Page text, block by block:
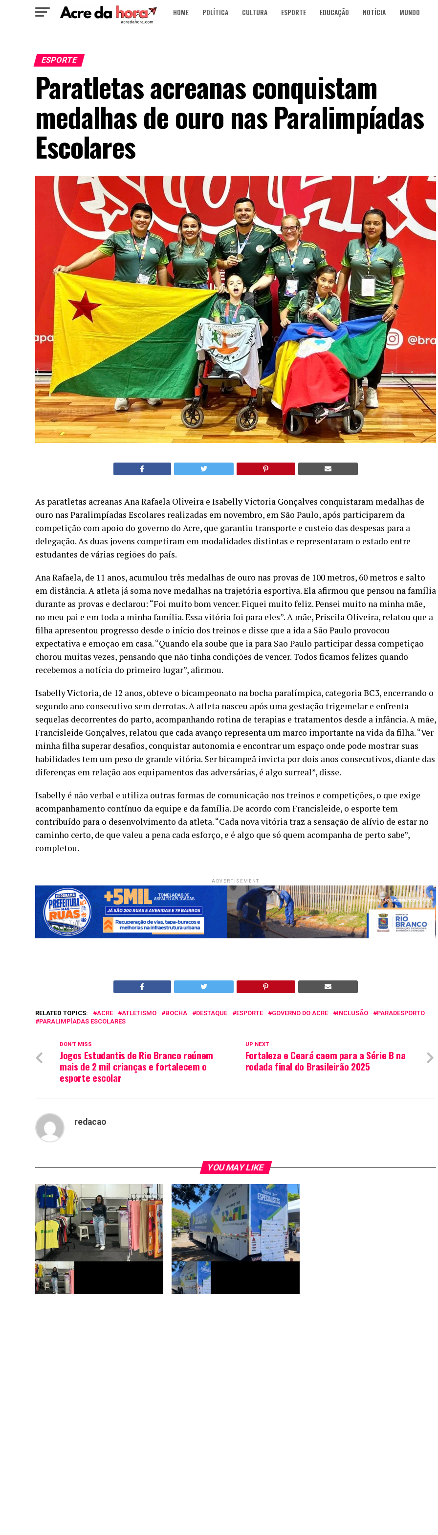
HOME POLÍTICA CULTURA ESPORTE EDUCAÇÃO NOTÍCIA MUNDO
ESPORTE
Paratletas acreanas conquistam
medalhas de ouro nas Paralimpíadas
Escolares
As paratletas acreanas Ana Rafaela Oliveira e Isabelly Victoria Gonçalves conquistaram medalhas de
ouro nas Paralimpíadas Escolares realizadas em novembro, em São Paulo, após participarem da
competição com apoio do governo do Acre, que garantiu transporte e custeio das despesas para a
delegação. As duas jovens competiram em modalidades distintas e representaram o estado entre
estudantes de várias regiões do país.
Ana Rafaela, de 11 anos, acumulou três medalhas de ouro nas provas de 100 metros, 60 metros e salto
em distância. A atleta já soma nove medalhas na trajetória esportiva. Ela afirmou que pensou na família
durante as provas e declarou: “Foi muito bom vencer. Fiquei muito feliz. Pensei muito na minha mãe,
no meu pai e em toda a minha família. Essa vitória foi para eles”. A mãe, Priscila Oliveira, relatou que a
filha apresentou progresso desde o início dos treinos e disse que a ida a São Paulo provocou
expectativa e emoção em casa. “Quando ela soube que ia para São Paulo participar dessa competição
chorou muitas vezes, pensando que não tinha condições de vencer. Todos ficamos felizes quando
recebemos a notícia do primeiro lugar”, afirmou.
Isabelly Victoria, de 12 anos, obteve o bicampeonato na bocha paralímpica, categoria BC3, encerrando o
segundo ano consecutivo sem derrotas. A atleta nasceu após uma gestação trigemelar e enfrenta
sequelas decorrentes do parto, acompanhando rotina de terapias e tratamentos desde a infância. A mãe,
Francisleide Gonçalves, relatou que cada avanço representa um marco importante na vida da filha. “Ver
minha filha superar desafios, conquistar autonomia e encontrar um espaço onde pode mostrar suas
habilidades tem um peso de grande vitória. Ser bicampeã invicta por dois anos consecutivos, diante das
diferenças em relação aos equipamentos das adversárias, é algo surreal”, disse.
Isabelly é não verbal e utiliza outras formas de comunicação nos treinos e competições, o que exige
acompanhamento contínuo da equipe e da família. De acordo com Francisleide, o esporte tem
contribuído para o desenvolvimento da atleta. “Cada nova vitória traz a sensação de alívio de estar no
caminho certo, de que valeu a pena cada esforço, e é algo que só quem acompanha de perto sabe”,
completou.
ADVERTISEMENT
RELATED TOPICS: ACRE ATLETISMO BOCHA DESTAQUE ESPORTE GOVERNO DO ACRE INCLUSÃO
PARADESPORTO
PARALIMPÍADAS ESCOLARES
UP NEXT
Fortaleza e Ceará caem para a Série B na
rodada final do Brasileirão 2025
DON'T MISS
Jogos Estudantis de Rio Branco reúnem
mais de 2 mil crianças e fortalecem o
esporte escolar
redacao
YOU MAY LIKE